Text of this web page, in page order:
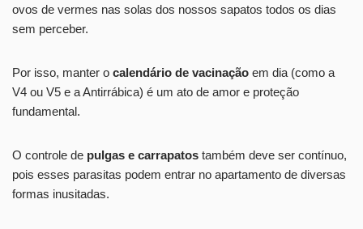
ovos de vermes nas solas dos nossos sapatos todos os dias
sem perceber.
Por isso, manter o calendário de vacinação em dia (como a
V4 ou V5 e a Antirrábica) é um ato de amor e proteção
fundamental.
O controle de pulgas e carrapatos também deve ser contínuo,
pois esses parasitas podem entrar no apartamento de diversas
formas inusitadas.